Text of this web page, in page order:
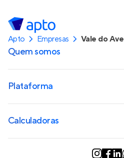
Apto Empresas Vale do Ave
Quem somos
Plataforma
Calculadoras